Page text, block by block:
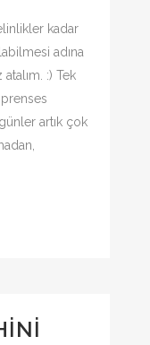
kadar
adına
:) Tek
artık çok